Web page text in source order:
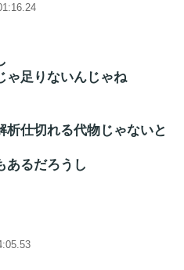
ゃ足りないんじゃね
析仕切れる代物じゃないと
あるだろうし